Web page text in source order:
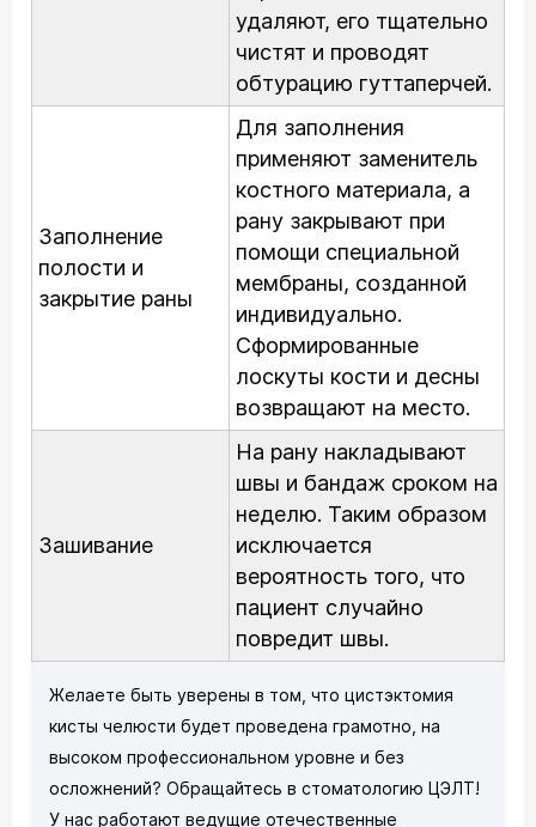
удаляют, его тщательно
чистят и проводят
обтурацию гуттаперчей.
Заполнение
полости и
закрытие раны
Для заполнения
применяют заменитель
костного материала, а
рану закрывают при
помощи специальной
мембраны, созданной
индивидуально.
Сформированные
лоскуты кости и десны
возвращают на место.
Зашивание
На рану накладывают
швы и бандаж сроком на
неделю. Таким образом
исключается
вероятность того, что
пациент случайно
повредит швы.
Желаете быть уверены в том, что цистэктомия
кисты челюсти будет проведена грамотно, на
высоком профессиональном уровне и без
осложнений? Обращайтесь в стоматологию ЦЭЛТ!
У нас работают ведущие отечественные